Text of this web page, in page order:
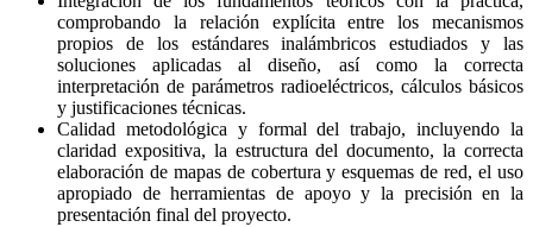
comprobando la relación explícita entre los mecanismos
propios de los estándares inalámbricos estudiados y las
soluciones aplicadas al diseño, así como la correcta
interpretación de parámetros radioeléctricos, cálculos básicos
y justificaciones técnicas.
Calidad metodológica y formal del trabajo, incluyendo la
claridad expositiva, la estructura del documento, la correcta
elaboración de mapas de cobertura y esquemas de red, el uso
apropiado de herramientas de apoyo y la precisión en la
presentación final del proyecto.